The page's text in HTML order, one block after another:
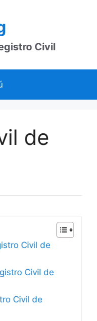
Civil
de
Civil de
Civil de
Civil de